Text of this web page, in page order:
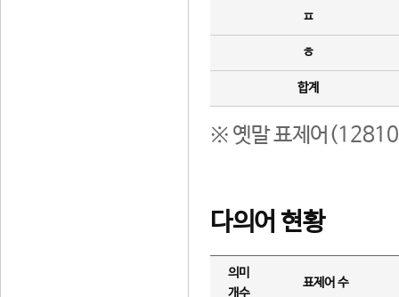
ㅍ
ㅎ
합계
※ 옛말 표제어(12810
다의어 현황
의미
개수
표제어 수